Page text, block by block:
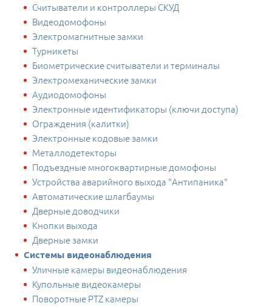
Считыватели и контроллеры СКУД
Видеодомофоны
Электромагнитные замки
Турникеты
Биометрические считыватели и терминалы
Электромеханические замки
Аудиодомофоны
Электронные идентификаторы (ключи доступа)
Ограждения (калитки)
Электронные кодовые замки
Металлодетекторы
Подъездные многоквартирные домофоны
Устройства аварийного выхода "Антипаника"
Автоматические шлагбаумы
Дверные доводчики
Кнопки выхода
Дверные замки
Системы видеонаблюдения
Уличные камеры видеонаблюдения
Купольные видеокамеры
Поворотные PTZ камеры